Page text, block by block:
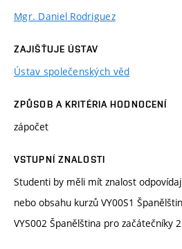
Mgr. Daniel Rodriguez
ZAJIŠŤUJE ÚSTAV
Ústav společenských věd
ZPŮSOB A KRITÉRIA HODNOCENÍ
zápočet
VSTUPNÍ ZNALOSTI
Studenti by měli mít znalost
nebo obsahu kurzů VY00S1
VYS002 Španělština pro začátečníky